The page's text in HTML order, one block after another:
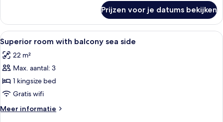
zee
laden
1
slaapkamer,
balkon,
uitzicht
op
zee
Prijzen voor je datums bekijken
Alle
foto's
voor
Superior
room
with
balcony
sea
Een minibar, een kluis op de kamer,
4
Superior room with balcony sea side
22 m²
Max. aantal: 3
1 kingsize bed
Gratis wifi
Meer informatie
Meer